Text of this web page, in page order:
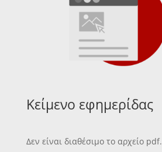
Κείμενο εφημερίδας
Δεν είναι διαθέσιμο το αρχείο pdf.